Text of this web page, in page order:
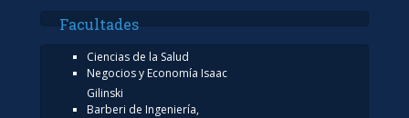
Facultades
Ciencias de la Salud
Negocios y Economía Isaac
Gilinski
Barberi de Ingeniería,